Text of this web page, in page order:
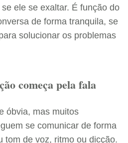
ele se exaltar. É função do
de forma tranquila, se
solucionar os problemas
começa pela fala
óbvia, mas muitos
se comunicar de forma
tom de voz, ritmo ou dicção.